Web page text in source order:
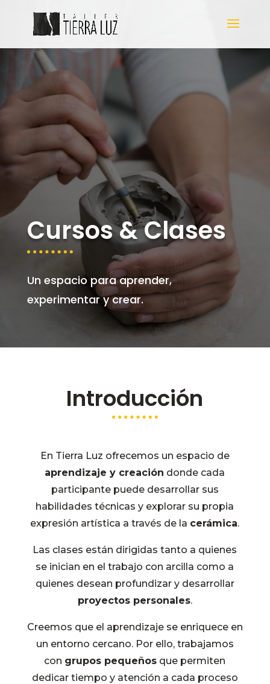
Cursos & Clases
Un espacio para aprender,
experimentar y crear.
Introducción
En Tierra Luz ofrecemos un espacio de
aprendizaje y creación donde cada
participante puede desarrollar sus
habilidades técnicas y explorar su propia
expresión artística a través de la cerámica.
Las clases están dirigidas tanto a quienes
se inician en el trabajo con arcilla como a
quienes desean profundizar y desarrollar
proyectos personales.
Creemos que el aprendizaje se enriquece en
un entorno cercano. Por ello, trabajamos
con grupos pequeños que permiten
dedicar tiempo y atención a cada proceso